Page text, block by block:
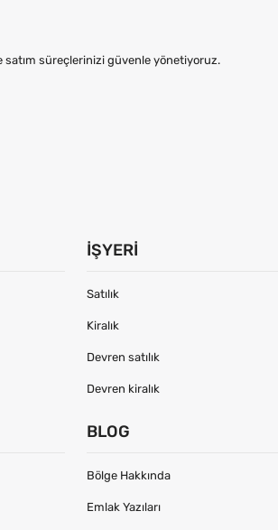
süreçlerinizi güvenle yönetiyoruz.
İŞYERI
Satılık
Kiralık
Devren satılık
Devren kiralık
BLOG
Bölge Hakkında
Emlak Yazıları